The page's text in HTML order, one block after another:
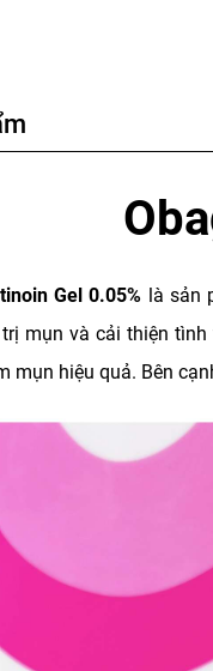
Gel 0.05% là sản
mụn và cải thiện
mụn hiệu quả. Bên